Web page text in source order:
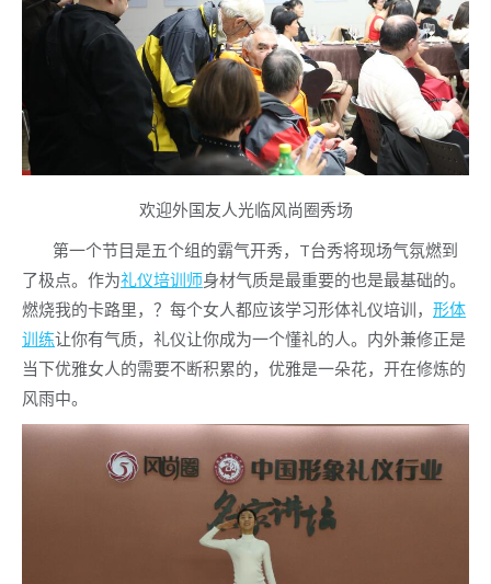
欢迎外国友人光临风尚圈秀场
第一个节目是五个组的霸气开秀，T台秀将现场气氛燃到
了极点。作为礼仪培训师身材气质是最重要的也是最基础的。
燃烧我的卡路里，？每个女人都应该学习形体礼仪培训， 形体
训练让你有气质，礼仪让你成为一个懂礼的人。内外兼修正是
当下优雅女人的需要不断积累的，优雅是一朵花，开在修炼的
风雨中。